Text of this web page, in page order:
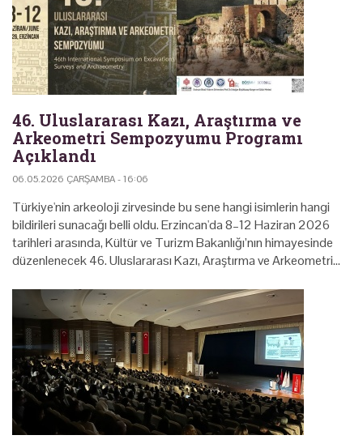
46. Uluslararası Kazı, Araştırma ve
Arkeometri Sempozyumu Programı
Açıklandı
06.05.2026 ÇARŞAMBA - 16:06
Türkiye'nin arkeoloji zirvesinde bu sene hangi isimlerin hangi
bildirileri sunacağı belli oldu. Erzincan'da 8–12 Haziran 2026
tarihleri arasında, Kültür ve Turizm Bakanlığı’nın himayesinde
düzenlenecek 46. Uluslararası Kazı, Araştırma ve Arkeometri…